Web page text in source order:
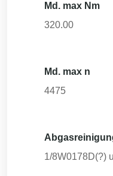
Md. max Nm
320.00
Md. max n
4475
1/8W0178D(?)